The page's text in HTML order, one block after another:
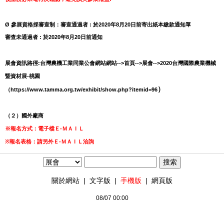
Ø 參展資格採審查制： 審查通過者 : 於2020年8月20日前寄出紙本繳款通知單
審查未通過者 : 於2020年8月20日前通知
展會資訊路徑:台灣農機工業同業公會網站網站-->首頁-->展會-->2020台灣國際農業機械
暨資材展-桃園
（ https://www.tamma.org.tw/exhibit/show.php?itemid=96）
（２）國外廠商
※報名方式：電子檔Ｅ-ＭＡＩＬ
※報名表格：請另外Ｅ-ＭＡＩＬ 洽詢
關於網站 | 文字版 | 手機版 | 網頁版
08/07 00:00